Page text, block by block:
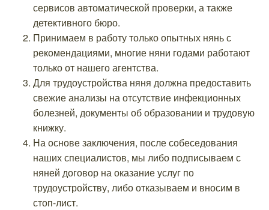
сервисов автоматической проверки, а также
детективного бюро.
Принимаем в работу только опытных нянь с
рекомендациями, многие няни годами работают
только от нашего агентства.
Для трудоустройства няня должна предоставить
свежие анализы на отсутствие инфекционных
болезней, документы об образовании и трудовую
книжку.
На основе заключения, после собеседования
наших специалистов, мы либо подписываем с
няней договор на оказание услуг по
трудоустройству, либо отказываем и вносим в
стоп-лист.